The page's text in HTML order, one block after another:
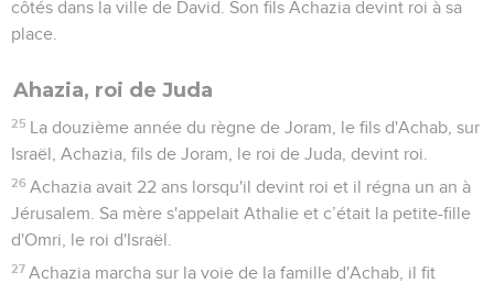
côtés dans la ville de David. Son fils Achazia devint roi à sa
place.
Ahazia, roi de Juda
25 La douzième année du règne de Joram, le fils d'Achab, sur
Israël, Achazia, fils de Joram, le roi de Juda, devint roi.
26 Achazia avait 22 ans lorsqu'il devint roi et il régna un an à
Jérusalem. Sa mère s'appelait Athalie et c’était la petite-fille
d'Omri, le roi d'Israël.
27 Achazia marcha sur la voie de la famille d'Achab, il fit